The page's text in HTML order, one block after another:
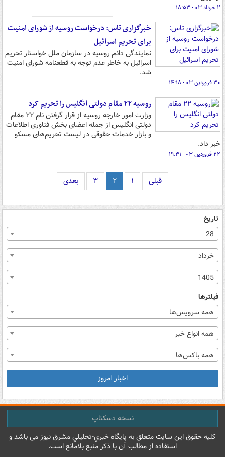
۲ خرداد ۰۳ - ۱۸:۵۳
خبرگزاری تاس: درخواست روسیه از شورای امنیت
برای تحریم اسرائیل
نمایندگی دائم روسیه در سازمان ملل خواستار تحریم
اسرائیل به خاطر عدم توجه به قطعنامه شورای امنیت
شد.
۳۰ فروردین ۰۳ - ۱۴:۱۸
روسیه ۲۲ مقام دولتی انگلیس را تحریم کرد
وزارت امور خارجه روسیه از قرار گرفتن نام ۲۲ مقام
دولتی انگلیس از جمله اعضای بخش فناوری اطلاعات
و بازار خدمات حقوقی در لیست تحریم‌های مسکو
خبر داد.
۲۲ فروردین ۰۳ - ۱۹:۳۱
قبلی ۱ ۲ ۳ بعدی
تاریخ
28
خرداد
1405
فیلترها
همه سرویس‌ها
همه انواع خبر
همه باکس‌ها
اخبار امروز
نسخه دسکتاپ
کليه حقوق اين سايت متعلق به پایگاه خبري-تحليلي مشرق نيوز می باشد و
استفاده از مطالب آن با ذکر منبع بلامانع است.